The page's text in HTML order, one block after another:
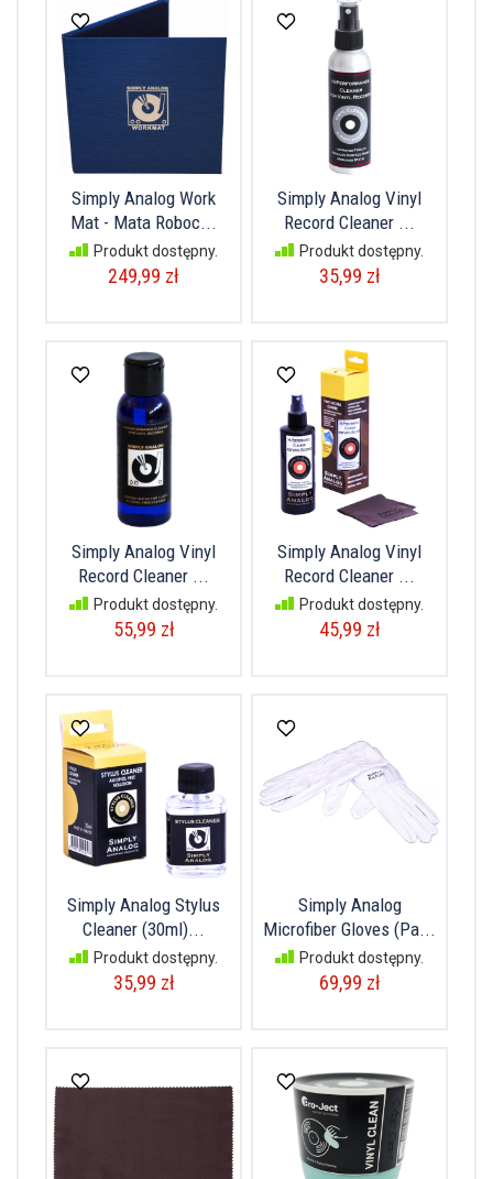
Simply Analog Work
Mat - Mata Roboc...
Produkt dostępny.
249,99 zł
Simply Analog Vinyl
Record Cleaner ...
Produkt dostępny.
35,99 zł
Simply Analog Vinyl
Record Cleaner ...
Produkt dostępny.
55,99 zł
Simply Analog Vinyl
Record Cleaner ...
Produkt dostępny.
45,99 zł
Simply Analog Stylus
Cleaner (30ml)...
Produkt dostępny.
35,99 zł
Simply Analog
Microfiber Gloves (Pa...
Produkt dostępny.
69,99 zł